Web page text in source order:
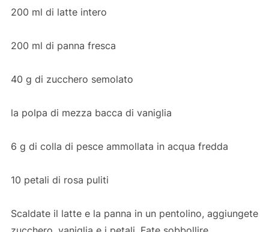
200 ml di latte intero
200 ml di panna fresca
40 g di zucchero semolato
la polpa di mezza bacca di vaniglia
6 g di colla di pesce ammollata in acqua fredda
10 petali di rosa puliti
Scaldate il latte e la panna in un pentolino, aggiungete